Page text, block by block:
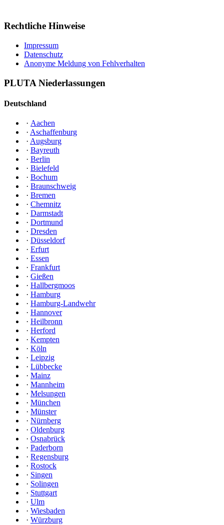
Rechtliche Hinweise
Impressum
Datenschutz
Anonyme Meldung von Fehlverhalten
PLUTA Niederlassungen
Deutschland
· Aachen
· Aschaffenburg
· Augsburg
· Bayreuth
· Berlin
· Bielefeld
· Bochum
· Braunschweig
· Bremen
· Chemnitz
· Darmstadt
· Dortmund
· Dresden
· Düsseldorf
· Erfurt
· Essen
· Frankfurt
· Gießen
· Hallbergmoos
· Hamburg
· Hamburg-Landwehr
· Hannover
· Heilbronn
· Herford
· Kempten
· Köln
· Leipzig
· Lübbecke
· Mainz
· Mannheim
· Melsungen
· München
· Münster
· Nürnberg
· Oldenburg
· Osnabrück
· Paderborn
· Regensburg
· Rostock
· Singen
· Solingen
· Stuttgart
· Ulm
· Wiesbaden
· Würzburg